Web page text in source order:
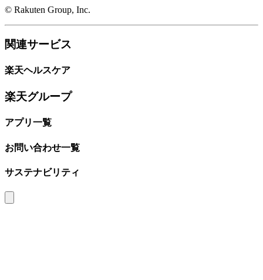
© Rakuten Group, Inc.
関連サービス
楽天ヘルスケア
楽天グループ
アプリ一覧
お問い合わせ一覧
サステナビリティ